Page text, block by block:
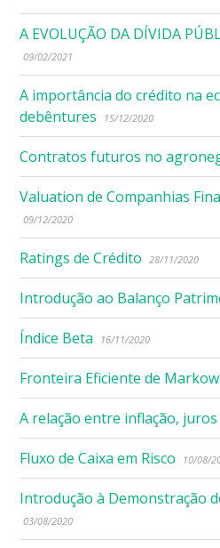
A EVOLUÇÃO DA DÍVIDA
09/02/2021
A importância do crédito na
debêntures
15/12/2020
Contratos futuros no
Valuation de Companhias
09/12/2020
Ratings de Crédito 28/11/2020
Introdução ao Balanço
Índice Beta 16/11/2020
Fronteira Eficiente de
A relação entre inflação, juros
Fluxo de Caixa em Risco 10/08/
Introdução à Demonstração
03/08/2020